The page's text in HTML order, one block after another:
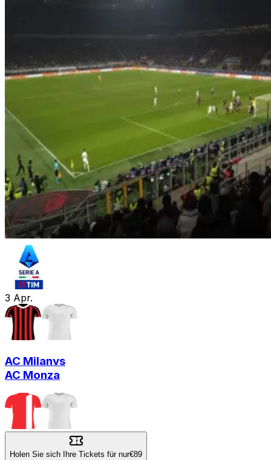
3 Apr.
AC Milanvs
AC Monza
Holen Sie sich Ihre Tickets für nur€89